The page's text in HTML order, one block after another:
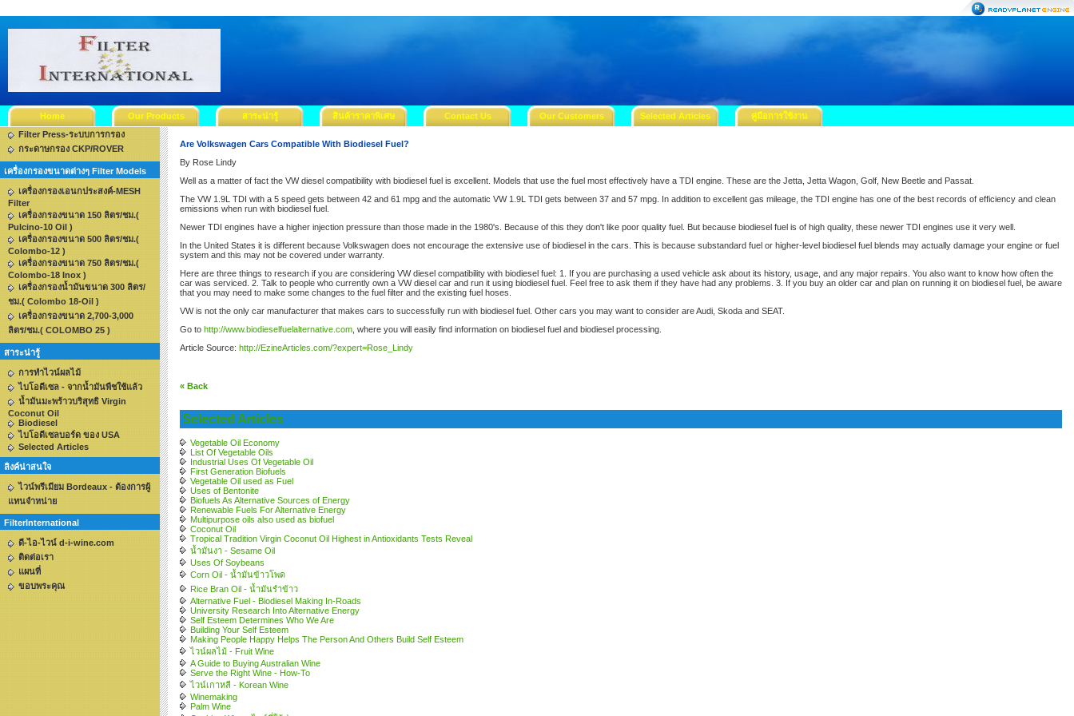
Home Our Products สาระน่ารู้ สินค้าราคาพิเศษ Contact Us Our Customers Selected Articles
คู่มือการใช้งาน
Filter Press-ระบบการกรอง
กระดาษกรอง CKP/ROVER
เครื่องกรองขนาดต่างๆ Filter Models
เครื่องกรองเอนกประสงค์-MESH
Filter
เครื่องกรองขนาด 150 ลิตร/ชม.(
Pulcino-10 Oil )
เครื่องกรองขนาด 500 ลิตร/ชม.(
Colombo-12 )
เครื่องกรองขนาด 750 ลิตร/ชม.(
Colombo-18 Inox )
เครื่องกรองน้ำมันขนาด 300 ลิตร/
ชม.( Colombo 18-Oil )
เครื่องกรองขนาด 2,700-3,000
ลิตร/ชม.( COLOMBO 25 )
สาระน่ารู้
การทำไวน์ผลไม้
ไบโอดีเซล - จากน้ำมันพืชใช้แล้ว
น้ำมันมะพร้าวบริสุทธิ Virgin
Coconut Oil
Biodiesel
ไบโอดีเซลบอร์ด ของ USA
Selected Articles
ลิงค์น่าสนใจ
ไวน์พรีเมียม Bordeaux - ต้องการผู้
แทนจำหน่าย
FilterInternational
ดี-ไอ-ไวน์ d-i-wine.com
ติดต่อเรา
แผนที่
ขอบพระคุณ
Are Volkswagen Cars Compatible With Biodiesel Fuel?
By Rose Lindy
Well as a matter of fact the VW diesel compatibility with biodiesel fuel is excellent. Models that use the fuel most effectively have a TDI engine. These are the Jetta, Jetta Wagon, Golf, New Beetle and Passat.
The VW 1.9L TDI with a 5 speed gets between 42 and 61 mpg and the automatic VW 1.9L TDI gets between 37 and 57 mpg. In addition to excellent gas mileage, the TDI engine has one of the best records of efficiency and clean
emissions when run with biodiesel fuel.
Newer TDI engines have a higher injection pressure than those made in the 1980's. Because of this they don't like poor quality fuel. But because biodiesel fuel is of high quality, these newer TDI engines use it very well.
In the United States it is different because Volkswagen does not encourage the extensive use of biodiesel in the cars. This is because substandard fuel or higher-level biodiesel fuel blends may actually damage your engine or fuel
system and this may not be covered under warranty.
Here are three things to research if you are considering VW diesel compatibility with biodiesel fuel: 1. If you are purchasing a used vehicle ask about its history, usage, and any major repairs. You also want to know how often the
car was serviced. 2. Talk to people who currently own a VW diesel car and run it using biodiesel fuel. Feel free to ask them if they have had any problems. 3. If you buy an older car and plan on running it on biodiesel fuel, be aware
that you may need to make some changes to the fuel filter and the existing fuel hoses.
VW is not the only car manufacturer that makes cars to successfully run with biodiesel fuel. Other cars you may want to consider are Audi, Skoda and SEAT.
Go to http://www.biodieselfuelalternative.com , where you will easily find information on biodiesel fuel and biodiesel processing.
Article Source: http://EzineArticles.com/?expert=Rose_Lindy
« Back
Selected Articles
Vegetable Oil Economy
List Of Vegetable Oils
Industrial Uses Of Vegetable Oil
First Generation Biofuels
Vegetable Oil used as Fuel
Uses of Bentonite
Biofuels As Alternative Sources of Energy
Renewable Fuels For Alternative Energy
Multipurpose oils also used as biofuel
Coconut Oil
Tropical Tradition Virgin Coconut Oil Highest in Antioxidants Tests Reveal
น้ำมันงา - Sesame Oil
Uses Of Soybeans
Corn Oil - น้ำมันข้าวโพด
Rice Bran Oil - น้ำมันรำข้าว
Alternative Fuel - Biodiesel Making In-Roads
University Research Into Alternative Energy
Self Esteem Determines Who We Are
Building Your Self Esteem
Making People Happy Helps The Person And Others Build Self Esteem
ไวน์ผลไม้ - Fruit Wine
A Guide to Buying Australian Wine
Serve the Right Wine - How-To
ไวน์เกาหลี - Korean Wine
Winemaking
Palm Wine